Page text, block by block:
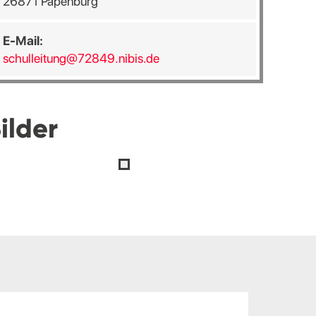
E-Mail:
schulleitung@72849.nibis.de